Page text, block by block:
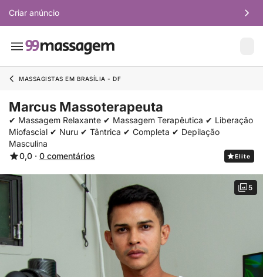
Criar anúncio
MASSAGISTAS EM BRASÍLIA - DF
Marcus Massoterapeuta
✔ Massagem Relaxante ✔ Massagem Terapêutica ✔ Liberação
Miofascial ✔ Nuru ✔ Tântrica ✔ Completa ✔ Depilação
Masculina
0,0 · 0 comentários Elite
5